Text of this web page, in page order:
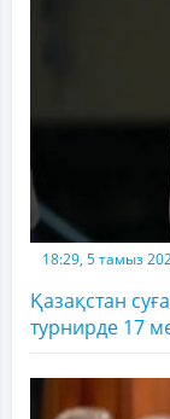
18:29, 5 тамыз
Қазақстан
турнирде 17